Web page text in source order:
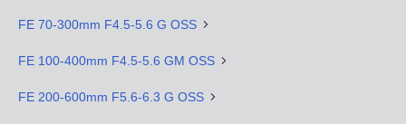
FE 70-300mm F4.5-5.6 G OSS
FE 100-400mm F4.5-5.6 GM OSS
FE 200-600mm F5.6-6.3 G OSS